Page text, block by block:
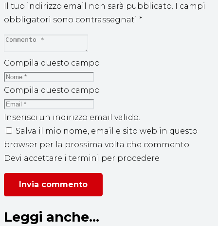
Il tuo indirizzo email non sarà pubblicato. I campi
obbligatori sono contrassegnati *
Compila questo campo
Compila questo campo
Inserisci un indirizzo email valido.
Salva il mio nome, email e sito web in questo
browser per la prossima volta che commento.
Devi accettare i termini per procedere
Invia commento
Leggi anche...